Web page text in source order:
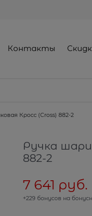
Контакты
Кросс (Cross) 882-2
Ручка
882-2
7 641 руб.
+229 бонусов на